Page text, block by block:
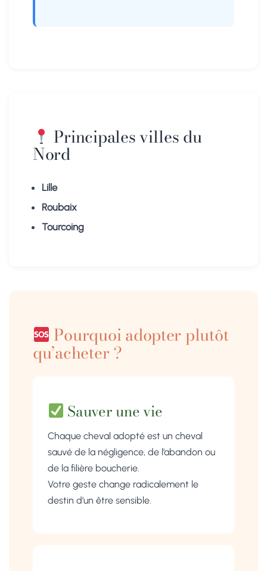
Principales villes du
Nord
Lille
Roubaix
Tourcoing
Pourquoi adopter plutôt
qu’acheter ?
Sauver une vie
Chaque cheval adopté est un cheval
sauvé de la négligence, de l’abandon ou
de la filière boucherie.
Votre geste change radicalement le
destin d’un être sensible.